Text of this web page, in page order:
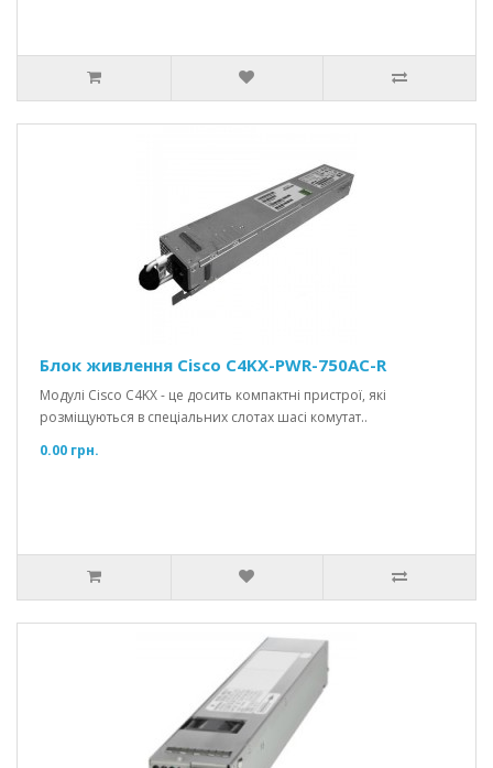
Блок живлення Cisco C4KX-PWR-750AC-R
Модулі Cisco C4KX - це досить компактні пристрої, які
розміщуються в спеціальних слотах шасі комутат..
0.00 грн.